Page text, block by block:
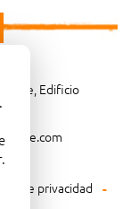
Edificio
de privacidad